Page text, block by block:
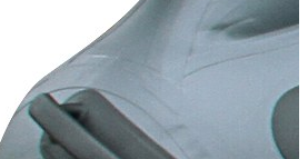
2
400
низкого давл.)